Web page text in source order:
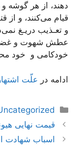
دهند، از هر گوشه و
قیام می‌کنند، و از
و تعـذیب دریـغ
عطش شهوت و غضب
خودکامی‌ و خود
ادامه در علّت
دسته‌ها
ناوبری
نوشته‌ها
قیمت نهایی
اسباب شهادت